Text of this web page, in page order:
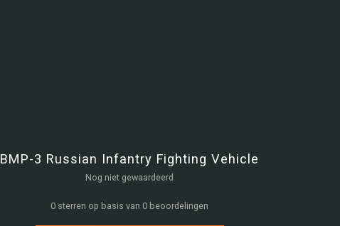
BMP-3 Russian Infantry Fighting Vehicle
Nog niet gewaardeerd
0 sterren op basis van 0 beoordelingen